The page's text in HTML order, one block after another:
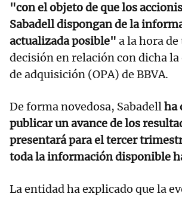
"con el objeto de que los
Sabadell dispongan de la
actualizada posible" a la hora
decisión en relación con dicha
de adquisición (OPA) de BBVA.
De forma novedosa, Sabadellha
publicar un avance de los
presentará para el tercer
toda la información disponible
La entidad ha explicado que la